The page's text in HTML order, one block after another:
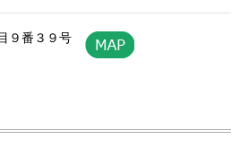
９番３９号